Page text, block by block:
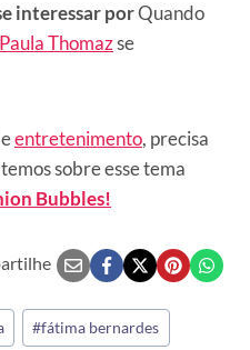
interessar porQuando
Thomazse
entretenimento, precisa
sobre esse tema
Bubbles!
#fátima bernardes